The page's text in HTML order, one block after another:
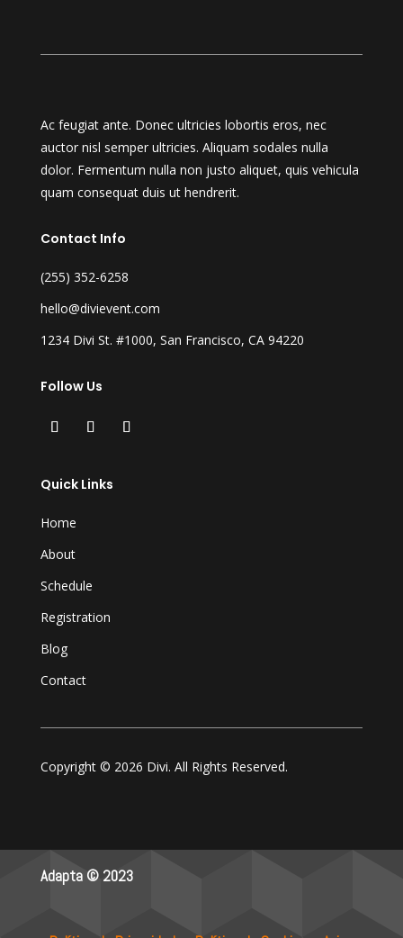
Ac feugiat ante. Donec ultricies lobortis eros, nec
auctor nisl semper ultricies. Aliquam sodales nulla
dolor. Fermentum nulla non justo aliquet, quis vehicula
quam consequat duis ut hendrerit.
Contact Info
(255) 352-6258
hello@divievent.com
1234 Divi St. #1000, San Francisco, CA 94220
Follow Us
Quick Links
Home
About
Schedule
Registration
Blog
Contact
Copyright © 2026 Divi. All Rights Reserved.
Adapta © 2023